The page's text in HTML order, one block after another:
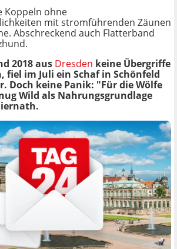
Koppeln ohne
mit stromführenden Zäunen
Abschreckend auch Flatterband
2018 aus Dresden keine Übergriffe
fiel im Juli ein Schaf in Schönfeld
Doch keine Panik: "Für die Wölfe
Wild als Nahrungsgrundlage